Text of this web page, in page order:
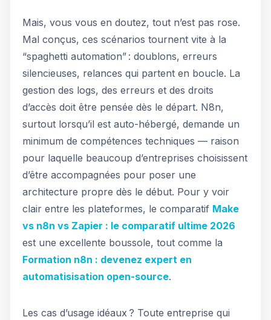
Mais, vous vous en doutez, tout n’est pas rose.
Mal conçus, ces scénarios tournent vite à la
“spaghetti automation” : doublons, erreurs
silencieuses, relances qui partent en boucle. La
gestion des logs, des erreurs et des droits
d’accès doit être pensée dès le départ. N8n,
surtout lorsqu’il est auto-hébergé, demande un
minimum de compétences techniques — raison
pour laquelle beaucoup d’entreprises choisissent
d’être accompagnées pour poser une
architecture propre dès le début. Pour y voir
clair entre les plateformes, le comparatif Make
vs n8n vs Zapier : le comparatif ultime 2026
est une excellente boussole, tout comme la
Formation n8n : devenez expert en
automatisisation open-source.
Les cas d’usage idéaux ? Toute entreprise qui